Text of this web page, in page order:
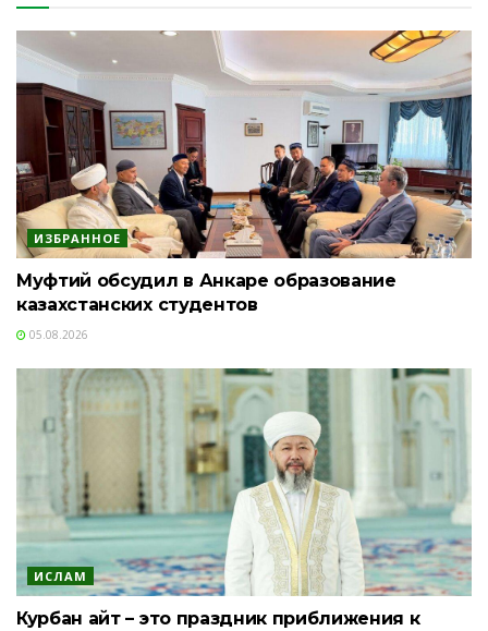
ИЗБРАННОЕ
Муфтий обсудил в Анкаре образование
казахстанских студентов
05.08.2026
ИСЛАМ
Курбан айт – это праздник приближения к